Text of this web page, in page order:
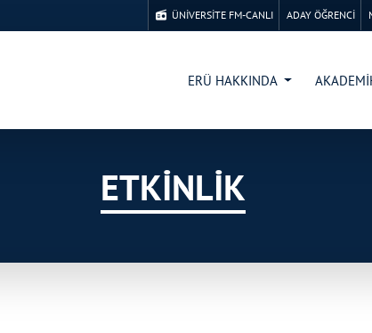
ÜNİVERSİTE FM-CANLI ADAY ÖĞRENCİ
ERÜ HAKKINDA
ETKİNLİK